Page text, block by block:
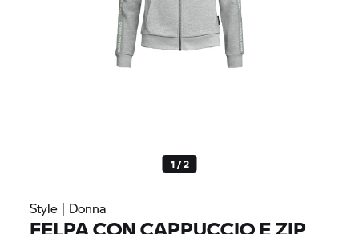
1 / 2
Style | Donna